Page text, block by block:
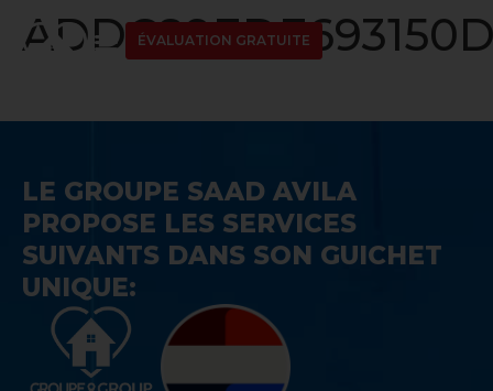
ÉVALUATION GRATUITE
LE GROUPE SAAD AVILA
PROPOSE LES SERVICES
SUIVANTS DANS SON GUICHET
UNIQUE: